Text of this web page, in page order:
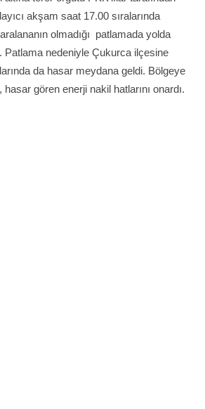
akşam saat 17.00 sıralarında
olmadığı patlamada yolda
Patlama nedeniyle Çukurca ilçesine
da hasar meydana geldi. Bölgeye
gören enerji nakil hatlarını onardı.